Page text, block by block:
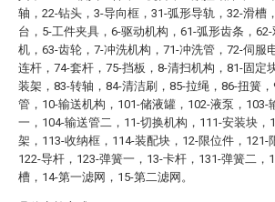
轴，22-钻头，3-导向框，31-弧形导轨，32-滑槽
台，5-工件夹具，6-驱动机构，61-弧形齿条，
机，63-齿轮，7-冲洗机构，71-冲洗管，72-伺服
连杆，74-套杆，75-挡板，8-清扫机构，81-固定
装架，83-转轴，84-清洁刷，85-拉绳，86-扭簧
管，10-输送机构，101-储液罐，102-液泵，103-
一，104-输送管二，11-切换机构，111-安装块，
架，113-收纳框，114-装配块，12-限位件，121-
122-导杆，123-弹簧一，13-卡杆，131-弹簧二，
槽，14-第一滤网，15-第二滤网。